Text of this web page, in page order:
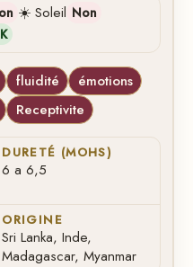
☀️ Soleil Non
fluidité
émotions
Receptivite
DURETÉ (MOHS)
6 a 6,5
ORIGINE
Sri Lanka, Inde,
Madagascar, Myanmar